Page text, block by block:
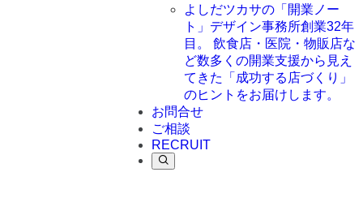
よしだツカサの「開業ノー
ト」 デザイン事務所創業32年
目。 飲食店・医院・物販店な
ど数多くの開業支援から見え
てきた「成功する店づくり」
のヒントをお届けします。
お問合せ
ご相談
RECRUIT